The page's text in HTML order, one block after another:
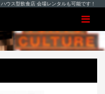
ウス型飲食店 会場レンタルも可能です！